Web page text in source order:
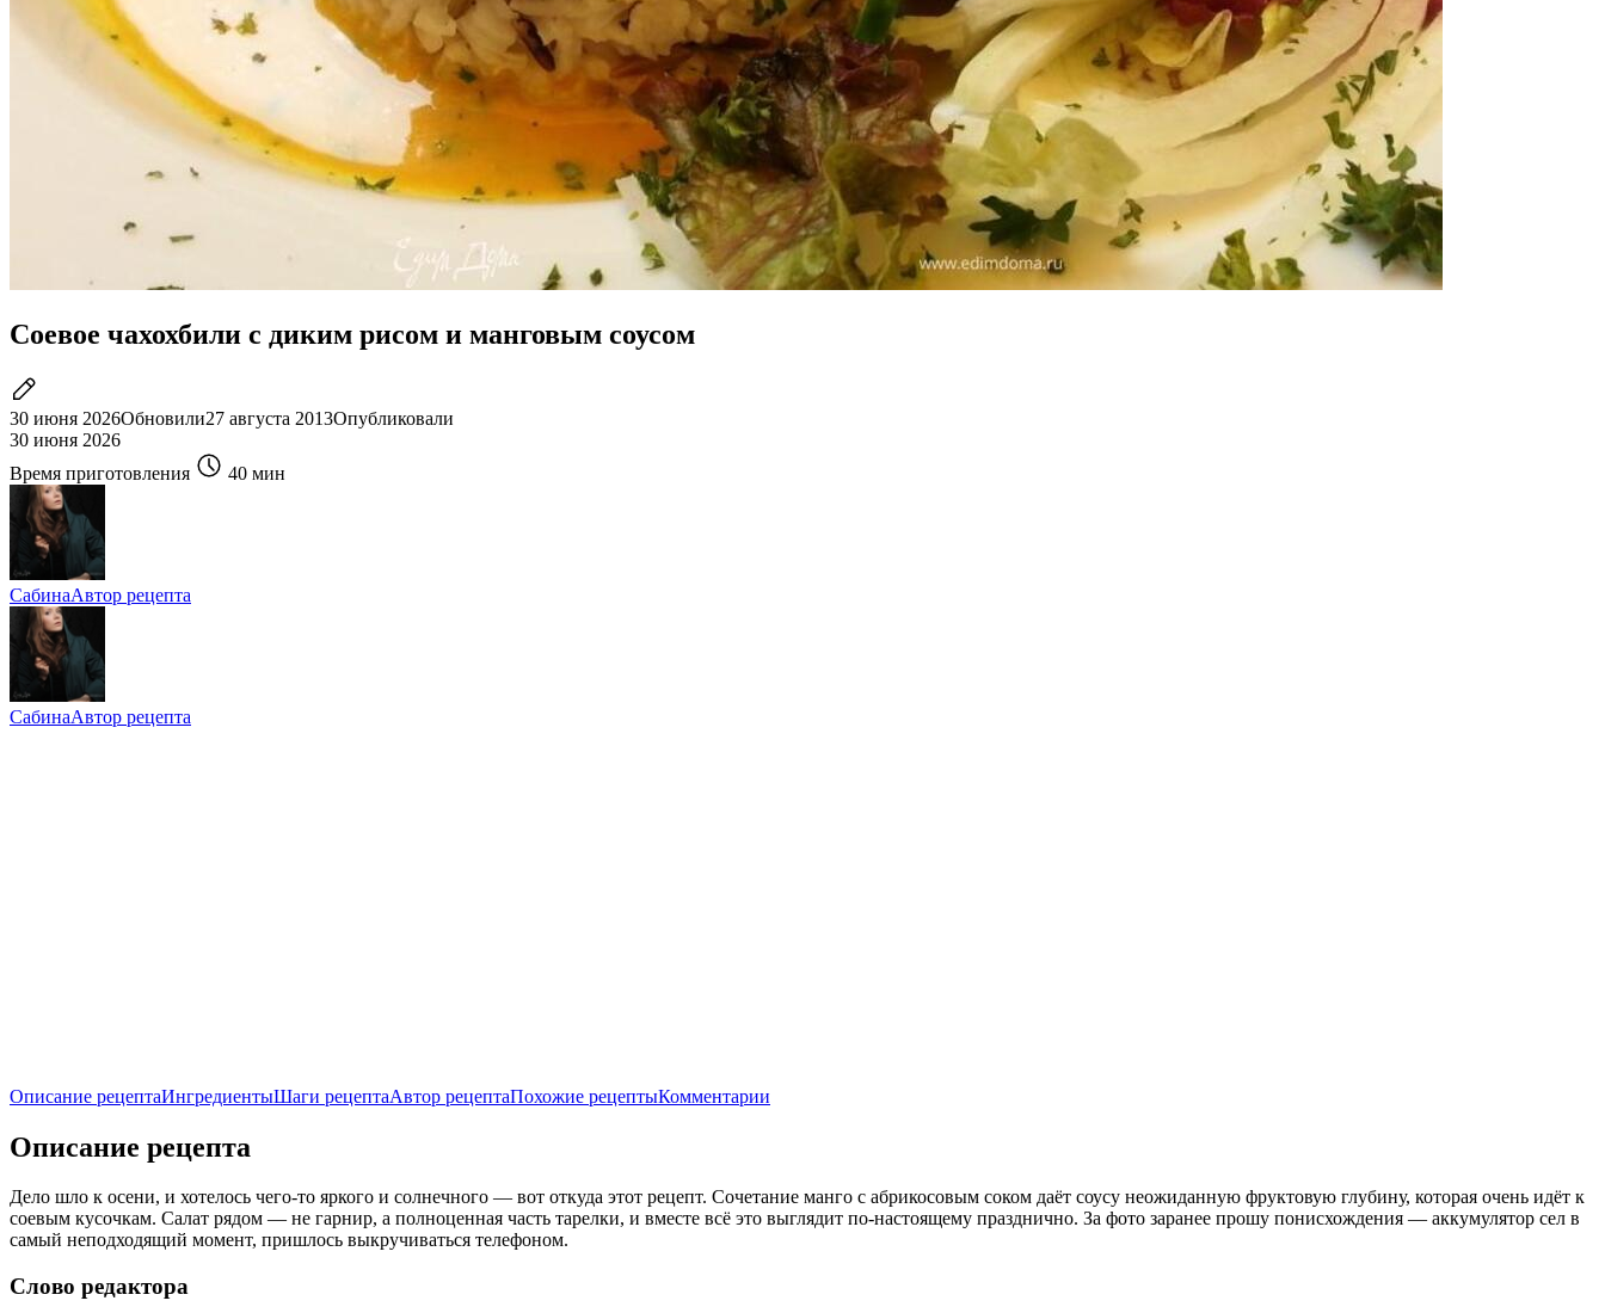
Соевое чахохбили с диким рисом и манговым соусом
30 июня 2026Обновили27 августа 2013Опубликовали
30 июня 2026
Время приготовления
40 мин
СабинаАвтор рецепта
СабинаАвтор рецепта
Описание рецептаИнгредиентыШаги рецептаАвтор рецептаПохожие рецептыКомментарии
Описание рецепта
Дело шло к осени, и хотелось чего-то яркого и солнечного — вот откуда этот рецепт. Сочетание манго с абрикосовым соком даёт соусу неожиданную фруктовую глубину, которая очень идёт к
соевым кусочкам. Салат рядом — не гарнир, а полноценная часть тарелки, и вместе всё это выглядит по-настоящему празднично. За фото заранее прошу понисхождения — аккумулятор сел в
самый неподходящий момент, пришлось выкручиваться телефоном.
Слово редактора